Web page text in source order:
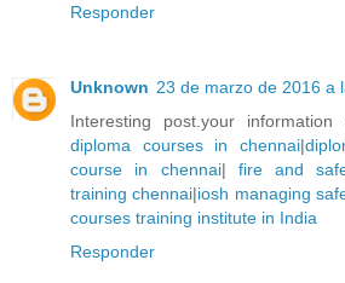
Responder
Unknown 23 de marzo de 2016 a
Interesting post.your
diploma courses in chennai|
course in chennai| fire and
training chennai|iosh managing
courses training institute in India
Responder